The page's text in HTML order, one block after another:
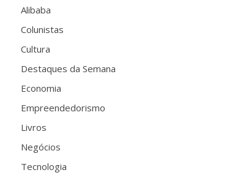
Alibaba
Colunistas
Cultura
Destaques da Semana
Economia
Empreendedorismo
Livros
Negócios
Tecnologia